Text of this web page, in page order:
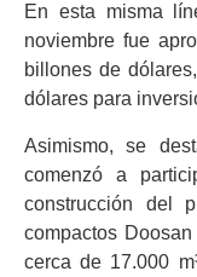
En esta misma
noviembre fue
billones de
dólares para
Asimismo, se
comenzó a
construcción del
compactos
cerca de 17.000